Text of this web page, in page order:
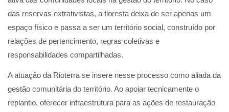
das reservas extrativistas, a floresta deixa de ser apenas um
espaço físico e passa a ser um território social, construído por
relações de pertencimento, regras coletivas e
responsabilidades compartilhadas.
A atuação da Rioterra se insere nesse processo como aliada da
gestão comunitária do território. Ao apoiar tecnicamente o
replantio, oferecer infraestrutura para as ações de restauração